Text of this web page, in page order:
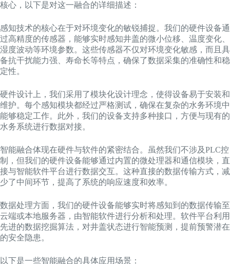
核心，以下是对这一融合的详细描述：
感知技术的核心在于对环境变化的敏锐捕捉。我们的硬件设备通
过高精度的传感器，能够实时感知井盖的微小位移、温度变化、
湿度波动等环境参数。这些传感器不仅对环境变化敏感，而且具
备抗干扰能力强、寿命长等特点，确保了数据采集的准确性和稳
定性。
硬件设计上，我们采用了模块化设计理念，使得设备易于安装和
维护。每个感知模块都经过严格测试，确保在复杂的水务环境中
能够稳定工作。此外，我们的设备支持多种接口，方便与现有的
水务系统进行数据对接。
智能融合体现在硬件与软件的紧密结合。虽然我们不涉及PLC控
制，但我们的硬件设备能够通过内置的微处理器和通信模块，直
接与智能软件平台进行数据交互。这种直接的数据传输方式，减
少了中间环节，提高了系统的响应速度和效率。
数据处理方面，我们的硬件设备能够实时将感知到的数据传输至
云端或本地服务器，由智能软件进行分析和处理。软件平台利用
先进的数据挖掘算法，对井盖状态进行智能预测，提前预警潜在
的安全隐患。
以下是一些智能融合的具体应用场景：